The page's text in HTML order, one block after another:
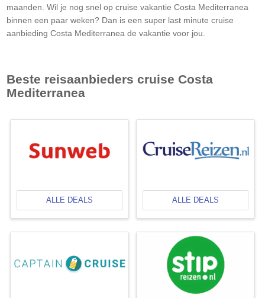
maanden. Wil je nog snel op cruise vakantie Costa Mediterranea
binnen een paar weken? Dan is een super last minute cruise
aanbieding Costa Mediterranea de vakantie voor jou.
Beste reisaanbieders cruise Costa
Mediterranea
ALLE DEALS ALLE DEALS